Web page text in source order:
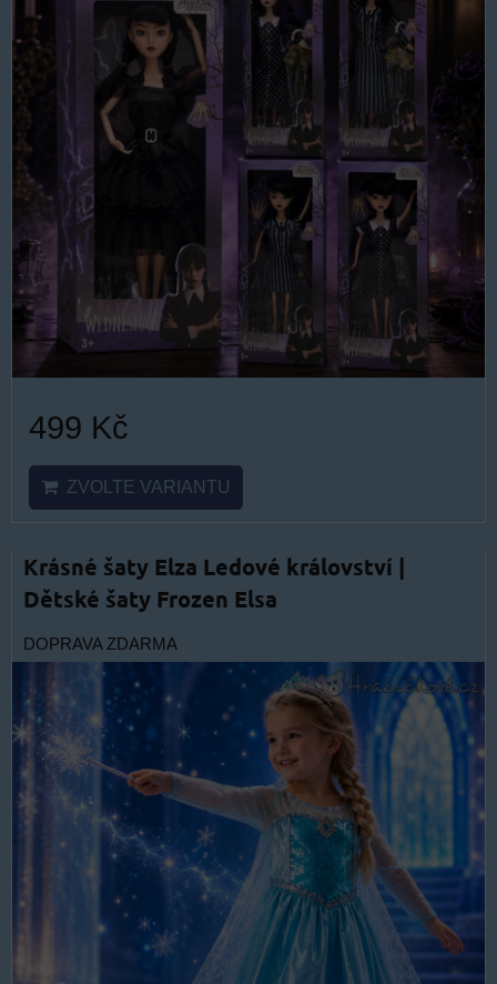
499 Kč
ZVOLTE VARIANTU
Krásné šaty Elza Ledové království |
Dětské šaty Frozen Elsa
DOPRAVA ZDARMA